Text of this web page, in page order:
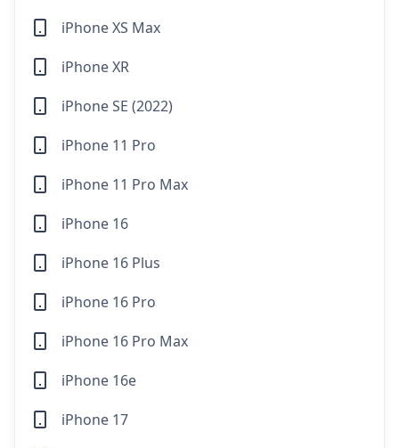
iPhone XS Max
iPhone XR
iPhone SE (2022)
iPhone 11 Pro
iPhone 11 Pro Max
iPhone 16
iPhone 16 Plus
iPhone 16 Pro
iPhone 16 Pro Max
iPhone 16e
iPhone 17